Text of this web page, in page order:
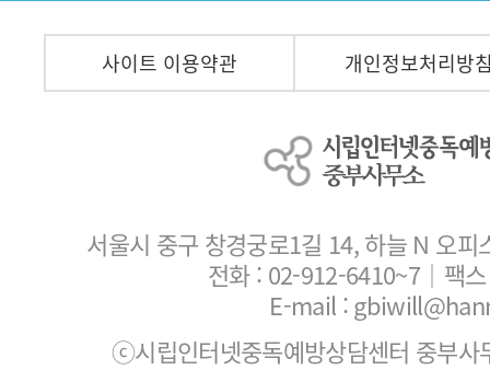
사이트 이용약관 개인정보처리방
서울시 중구 창경궁로1길 14, 하늘 N 오
전화 : 02-912-6410~7 ｜팩
E-mail :
ⓒ시립인터넷중독예방상담센터 중부